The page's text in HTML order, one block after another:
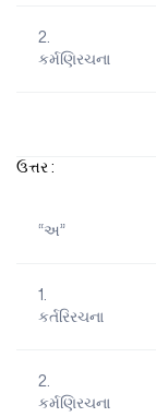
2.
કર્મણિરચના
ઉત્તર :
“અ”
1.
કર્તરિરચના
2.
કર્મણિરચના